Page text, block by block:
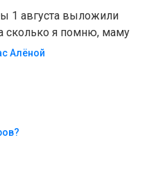
1 августа выложили
сколько я помню, маму
Алëной